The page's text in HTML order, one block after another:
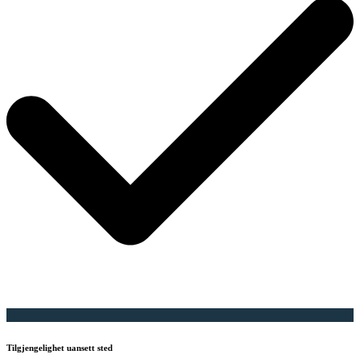
Tilgjengelighet uansett sted